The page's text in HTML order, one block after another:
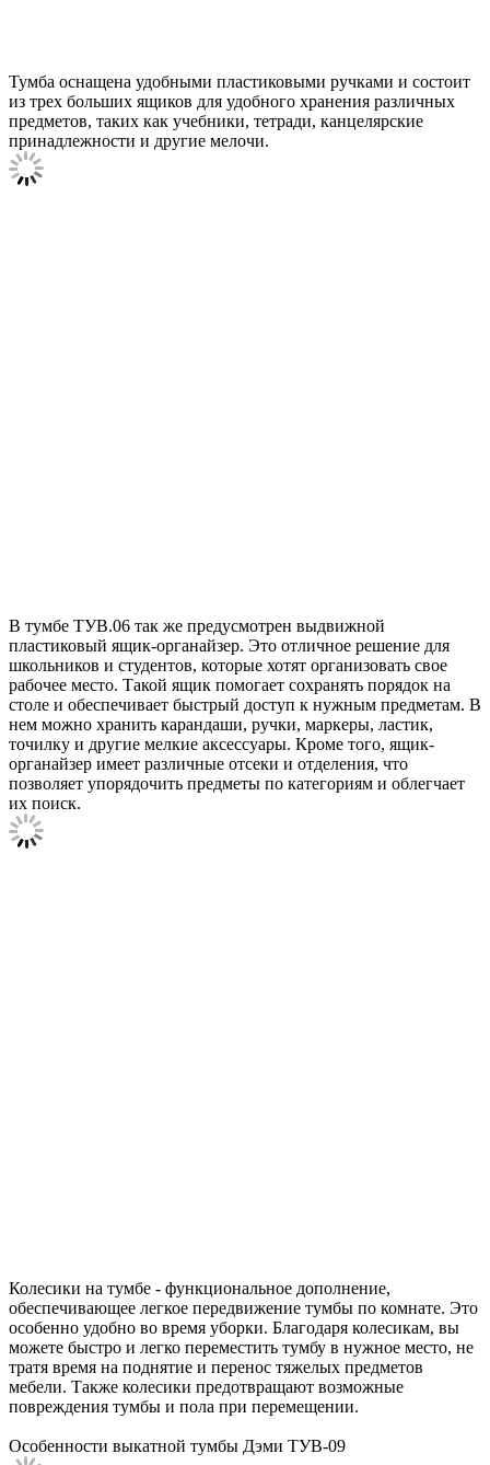
Тумба оснащена удобными пластиковыми ручками и состоит
из трех больших ящиков для удобного хранения различных
предметов, таких как учебники, тетради, канцелярские
принадлежности и другие мелочи.
В тумбе ТУВ.06 так же предусмотрен выдвижной
пластиковый ящик-органайзер. Это отличное решение для
школьников и студентов, которые хотят организовать свое
рабочее место. Такой ящик помогает сохранять порядок на
столе и обеспечивает быстрый доступ к нужным предметам. В
нем можно хранить карандаши, ручки, маркеры, ластик,
точилку и другие мелкие аксессуары. Кроме того, ящик-
органайзер имеет различные отсеки и отделения, что
позволяет упорядочить предметы по категориям и облегчает
их поиск.
Колесики на тумбе - функциональное дополнение,
обеспечивающее легкое передвижение тумбы по комнате. Это
особенно удобно во время уборки. Благодаря колесикам, вы
можете быстро и легко переместить тумбу в нужное место, не
тратя время на поднятие и перенос тяжелых предметов
мебели. Также колесики предотвращают возможные
повреждения тумбы и пола при перемещении.
Особенности выкатной тумбы Дэми ТУВ-09